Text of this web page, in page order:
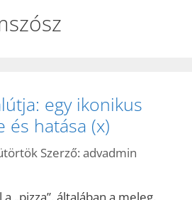
egy ikonikus
hatása (x)
Szerző: advadmin
„pizza”, általában a meleg,